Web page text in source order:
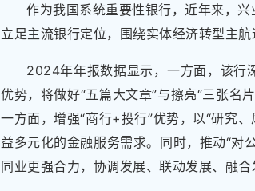
作为我国系统重要性银行，近年来，兴
立足主流银行定位，围绕实体经济转型主
2024年年报数据显示，一方面，该行
优势，将做好“五篇大文章”与擦亮“三张名
一方面，增强“商行+投行”优势，以“研究
益多元化的金融服务需求。同时，推动“对
同业更强合力，协调发展、联动发展、融合